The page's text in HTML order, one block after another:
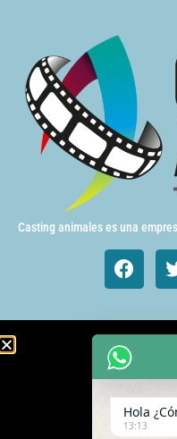
Casting animales es una
Hola
13:13